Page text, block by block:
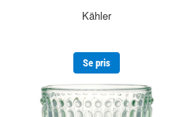
Kähler
Se pris